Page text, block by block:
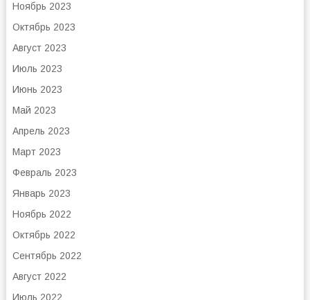
Ноябрь 2023
Октябрь 2023
Август 2023
Июль 2023
Июнь 2023
Май 2023
Апрель 2023
Март 2023
Февраль 2023
Январь 2023
Ноябрь 2022
Октябрь 2022
Сентябрь 2022
Август 2022
Июль 2022